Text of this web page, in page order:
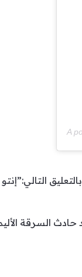
A
التالي:”إنتو
حادث السرقة